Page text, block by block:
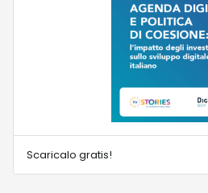
Scaricalo gratis!